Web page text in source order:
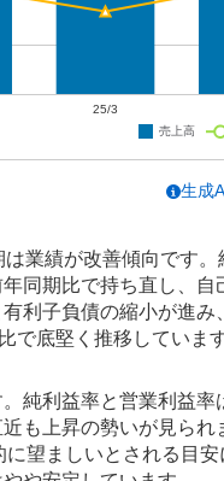
生成
業績が改善傾向です。
同期比で持ち直し、自
利子負債の縮小が進み
で底堅く推移しています
純利益率と営業利益率
も上昇の勢いが見られ
に望ましいとされる目